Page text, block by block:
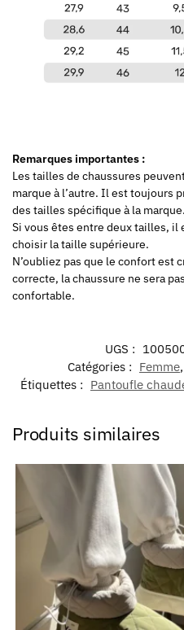
Remarques importantes :
Les tailles de chaussures
marque à l’autre. Il est toujours
des tailles spécifique à la marque.
Si vous êtes entre deux tailles, il
choisir la taille supérieure.
N’oubliez pas que le confort est
correcte, la chaussure ne sera
confortable.
UGS :
Catégories : Femme,
Étiquettes : Pantoufle
Produits similaires